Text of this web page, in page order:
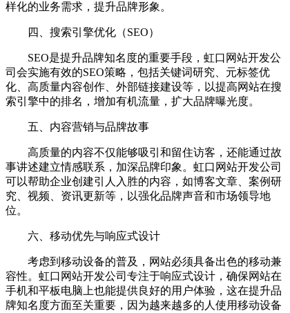
样化的业务需求，提升品牌形象。
四、搜索引擎优化（SEO）
SEO是提升品牌知名度的重要手段，虹口网站开发公
司会实施有效的SEO策略，包括关键词研究、元标签优
化、高质量内容创作、外部链接建设等，以提高网站在搜
索引擎中的排名，增加有机流量，扩大品牌曝光度。
五、内容营销与品牌故事
高质量的内容不仅能够吸引和留住访客，还能通过故
事讲述建立情感联系，加深品牌印象。虹口网站开发公司
可以帮助企业创建引人入胜的内容，如博客文章、案例研
究、视频、资讯更新等，以强化品牌声音和市场领导地
位。
六、移动优先与响应式设计
考虑到移动设备的普及，网站必须具备出色的移动兼
容性。虹口网站开发公司专注于响应式设计，确保网站在
手机和平板电脑上也能提供良好的用户体验，这在提升品
牌知名度方面至关重要，因为越来越多的人使用移动设备